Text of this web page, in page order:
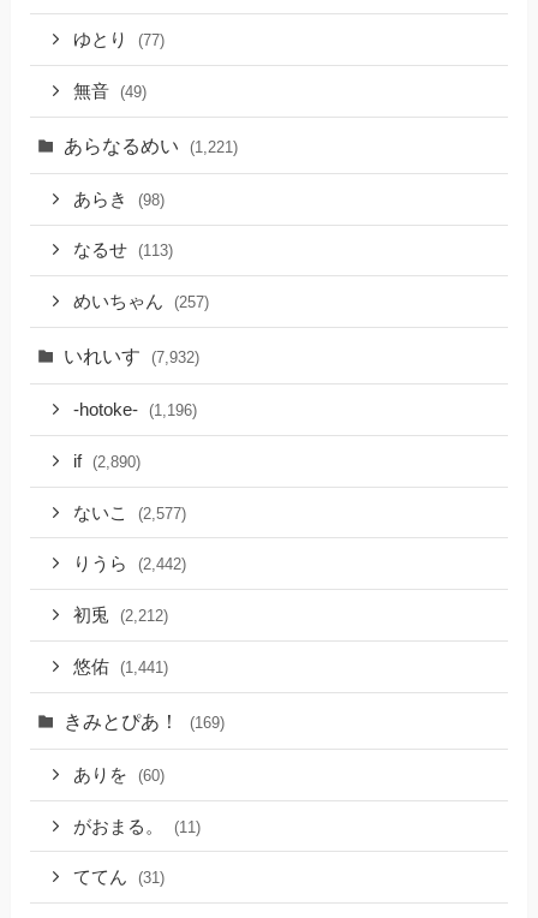
ゆとり (77)
無音 (49)
あらなるめい (1,221)
あらき (98)
なるせ (113)
めいちゃん (257)
いれいす (7,932)
-hotoke- (1,196)
if (2,890)
ないこ (2,577)
りうら (2,442)
初兎 (2,212)
悠佑 (1,441)
きみとぴあ！ (169)
ありを (60)
がおまる。 (11)
ててん (31)